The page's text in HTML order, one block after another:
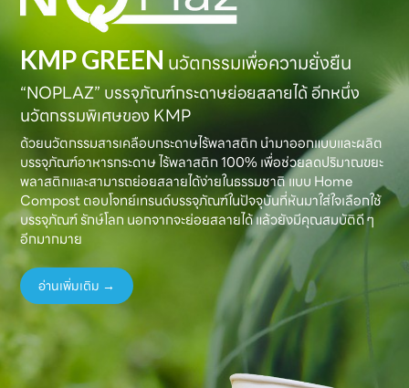
KMP GREEN นวัตกรรมเพื่อความยั่งยืน
“NOPLAZ” บรรจุภัณฑ์กระดาษย่อยสลายได้ อีกหนึ่ง
นวัตกรรมพิเศษของ KMP
ด้วยนวัตกรรมสารเคลือบกระดาษไร้พลาสติก นำมาออกแบบและผลิต
บรรจุภัณฑ์อาหารกระดาษ ไร้พลาสติก 100% เพื่อช่วยลดปริมาณขยะ
พลาสติกและสามารถย่อยสลายได้ง่ายในธรรมชาติ แบบ Home
Compost ตอบโจทย์เทรนด์บรรจุภัณฑ์ในปัจจุบันที่หันมาใส่ใจเลือกใช้
บรรจุภัณฑ์ รักษ์โลก นอกจากจะย่อยสลายได้ แล้วยังมีคุณสมบัติดี ๆ
อีกมากมาย
อ่านเพิ่มเติม →